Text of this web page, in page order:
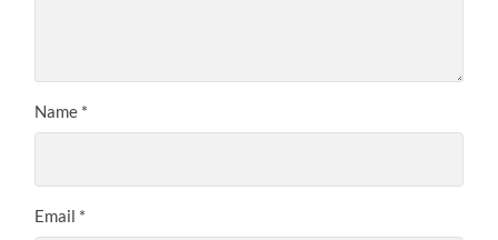
Name *
Email *